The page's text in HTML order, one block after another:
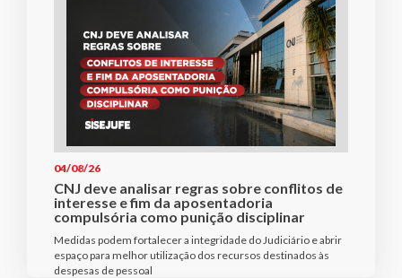
04/08/26
CNJ deve analisar regras sobre conflitos de
interesse e fim da aposentadoria
compulsória como punição disciplinar
Medidas podem fortalecer a integridade do Judiciário e abrir
espaço para melhor utilização dos recursos destinados às
despesas de pessoal